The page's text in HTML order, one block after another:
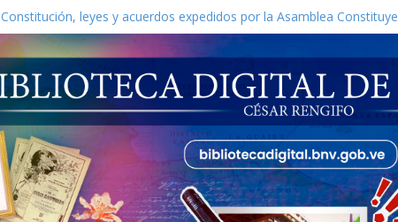
Constitución, leyes y acuerdos expedidos por la Asamblea
Una Parálisis [material gráfico]
Modesta Bor Sánchez [material gráfico]
Gaceta Oficial de la República de Venezuela año CXXXIII Mes V,
Catálogo temático de obras de Modesta Bor